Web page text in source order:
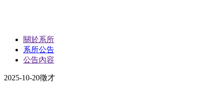
關於系所
系所公告
公告內容
2025-10-20徵才